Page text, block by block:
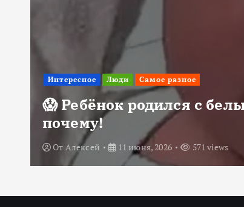
Интересное Люди Самое разное
😱 Ребёнок родился с
почему!
От Алексей 11 июня, 2026 571 views